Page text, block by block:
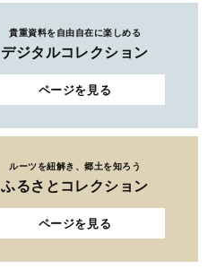
貴重資料を自由自在に楽しめる
デジタルコレクション
ページを見る
ルーツを紐解き、郷土を知ろう
ふるさとコレクション
ページを見る